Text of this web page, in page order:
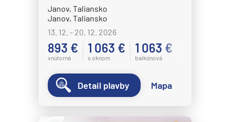
Janov, Taliansko
Janov, Taliansko
13. 12. - 20. 12. 2026
893 €
vnútorná
1 063 €
s oknom
1 063 €
balkónová
Detail plavby Mapa